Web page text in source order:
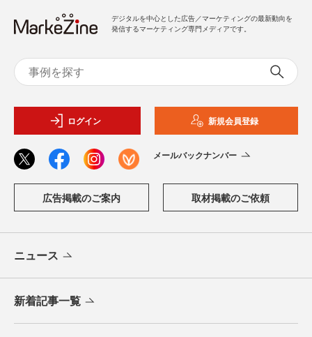
デジタルを中心とした広告／マーケティングの最新動向を
発信するマーケティング専門メディアです。
ログイン 新規会員登録
メールバックナンバー
広告掲載のご案内 取材掲載のご依頼
ニュース
新着記事一覧